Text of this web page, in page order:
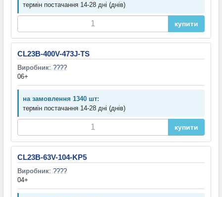
термін постачання 14-28 дні (днів)
купити
CL23B-400V-473J-TS
Виробник: ????
06+
на замовлення 1340 шт:
термін постачання 14-28 дні (днів)
купити
CL23B-63V-104-KP5
Виробник: ????
04+